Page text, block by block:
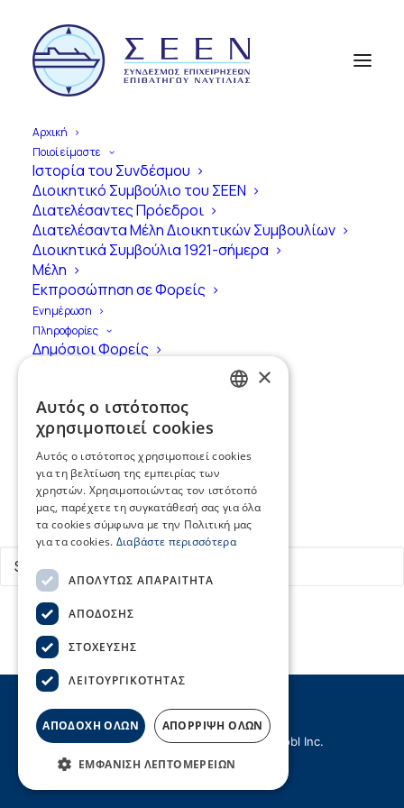
Αρχική
Ποιοί είμαστε
Ιστορία του Συνδέσμου
Διοικητικό Συμβούλιο του ΣΕΕΝ
Διατελέσαντες Πρόεδροι
Διατελέσαντα Μέλη Διοικητικών Συμβουλίων
Διοικητικά Συμβούλια 1921-σήμερα
Μέλη
Εκπροσώπηση σε Φορείς
Ενημέρωση
Πληροφορίες
Δημόσιοι Φορείς
Κεντρικά Λιμεναρχεία
Οργανισμοί Λιμένων
Εύρεση δρομολογίων
Επικοινωνία
Search
404
Oops! Something went
wrong…
Page not found. Please continue to our
© Copyright ΣΕΕΝ | Created byHellobl Inc.
×
Αυτός ο ιστότοπος
χρησιμοποιεί cookies
Αυτός ο ιστότοπος χρησιμοποιεί cookies
για τη βελτίωση της εμπειρίας των
χρηστών. Χρησιμοποιώντας τον ιστότοπό
μας, παρέχετε τη συγκατάθεσή σας για όλα
τα cookies σύμφωνα με την Πολιτική μας
για τα cookies. Διαβάστε περισσότερα
ΑΠΟΛΎΤΩΣ ΑΠΑΡΑΊΤΗΤΑ
ΑΠΌΔΟΣΗΣ
ΣΤΌΧΕΥΣΗΣ
ΛΕΙΤΟΥΡΓΙΚΌΤΗΤΑΣ
ΑΠΟΔΟΧΗ ΟΛΩΝ ΑΠΟΡΡΙΨΗ ΟΛΩΝ
ΕΜΦΆΝΙΣΗ ΛΕΠΤΟΜΕΡΕΙΏΝ